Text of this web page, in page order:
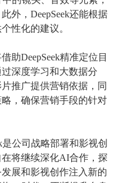
外，DeepSeek还能根据
性化的建议。
助DeepSeek精准定位目
深度学习和大数据分
推广提供营销依据，同
，确保营销手段的针对
公司战略部署和影视创
将继续深化AI合作，探
展和影视创作注入新的